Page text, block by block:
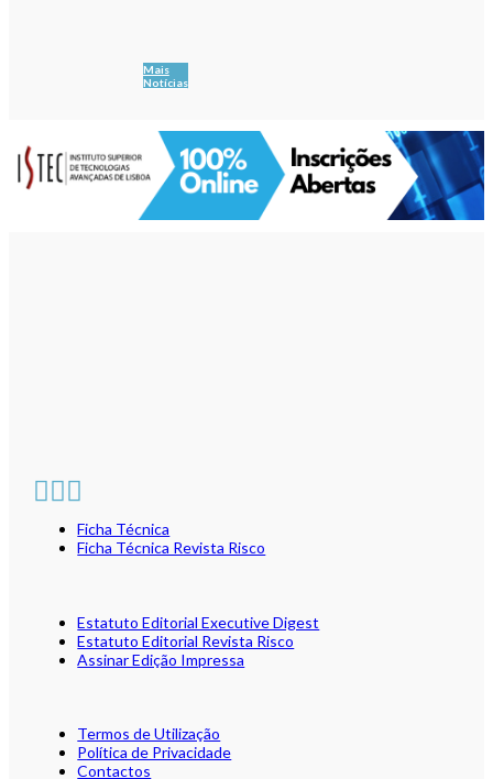
Mais
Notícias
Ficha Técnica
Ficha Técnica Revista Risco
Estatuto Editorial Executive Digest
Estatuto Editorial Revista Risco
Assinar Edição Impressa
Termos de Utilização
Política de Privacidade
Contactos